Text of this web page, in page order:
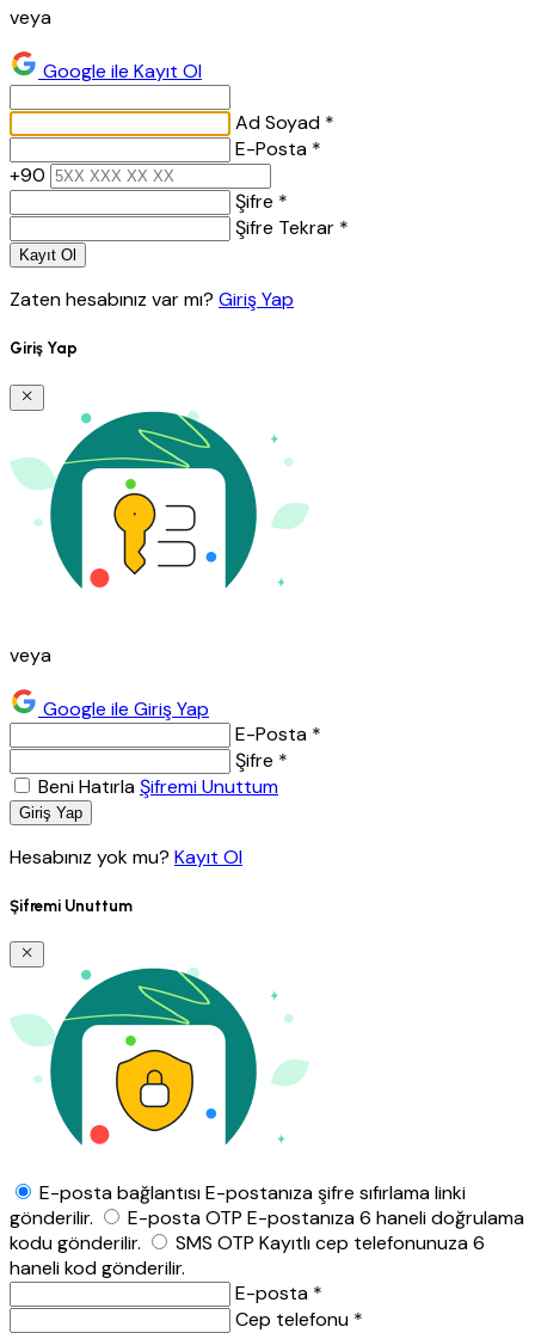
veya
Google ile Kayıt Ol
Ad Soyad *
E-Posta *
+90
Şifre *
Şifre Tekrar *
Kayıt Ol
Zaten hesabınız var mı? Giriş Yap
Giriş Yap
veya
Google ile Giriş Yap
E-Posta *
Şifre *
Beni HatırlaŞifremi Unuttum
Giriş Yap
Hesabınız yok mu? Kayıt Ol
Şifremi Unuttum
E-posta bağlantısıE-postanıza şifre sıfırlama linki
gönderilir.
E-posta OTP E-postanıza 6 haneli doğrulama
kodu gönderilir.
SMS OTP Kayıtlı cep telefonunuza 6
haneli kod gönderilir.
E-posta *
Cep telefonu *